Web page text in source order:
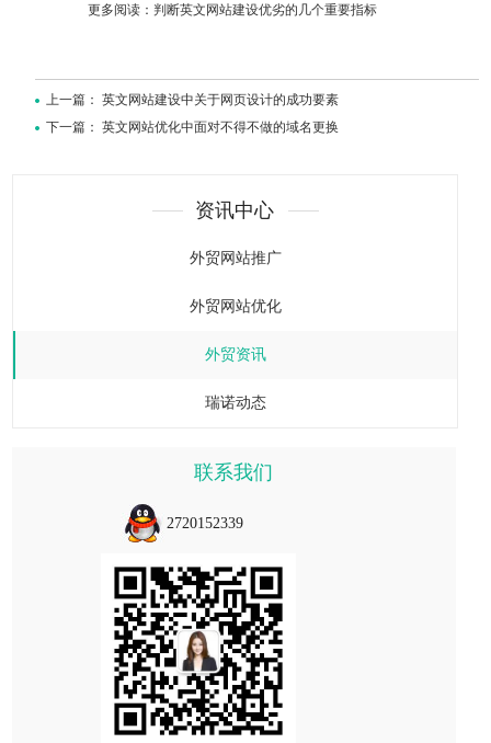
更多阅读： 判断英文网站建设优劣的几个重要指标
上一篇：英文网站建设中关于网页设计的成功要素
下一篇：英文网站优化中面对不得不做的域名更换
资讯中心
外贸网站推广
外贸网站优化
外贸资讯
瑞诺动态
联系我们
2720152339